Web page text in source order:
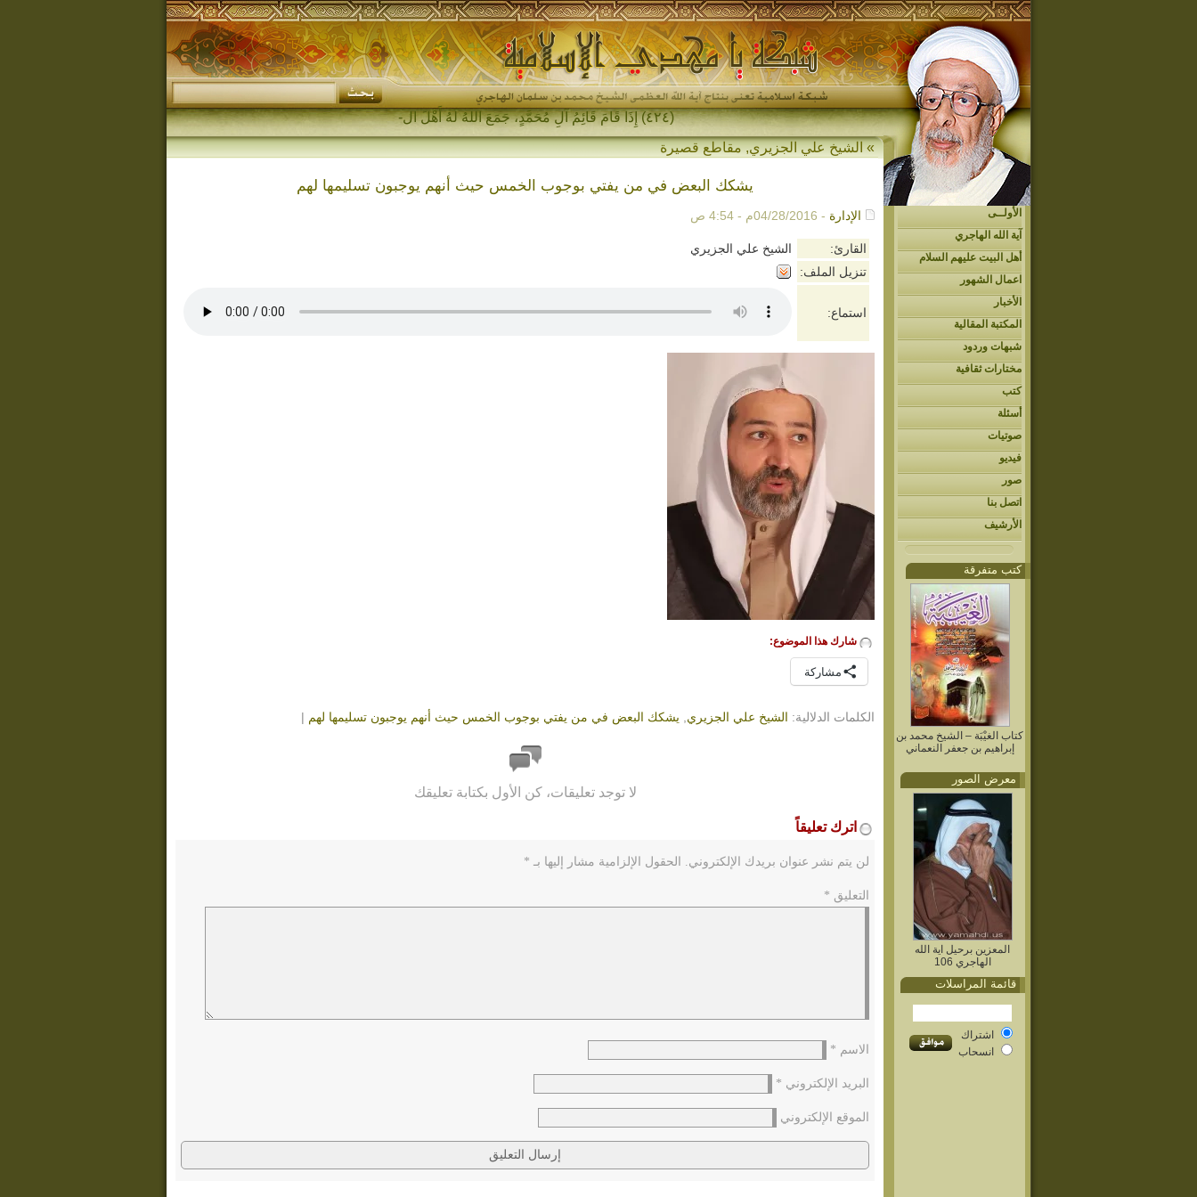
(٤٢٤) إِذَا قَامَ قَائِمُ آلِ مُحَمَّدٍ، جَمَعَ اللهُ لَهُ أَهْلَ المَشْرِقِ-
الأولــى
آية الله الهاجري
أهل البيت عليهم السلام
اعمال الشهور
الأخبار
المكتبة المقالية
شبهات وردود
مختارات ثقافية
كتب
أسئلة
صوتيات
فيديو
صور
اتصل بنا
الأرشيف
كتب متفرقة
كتاب الغيْبَة – الشيخ محمد بن
إبراهيم بن جعفر النعماني
معرض الصور
المعزين برحيل اية الله
الهاجري 106
قائمة المراسلات
اشتراك
انسحاب
»الشيخ علي الجزيري,مقاطع قصيرة
يشكك البعض في من يفتي بوجوب الخمس حيث أنهم يوجبون تسليمها لهم
الإدارة - 04/28/2016م - 4:54 ص
القارئ:
الشيخ علي الجزيري
تنزيل الملف:
استماع:
شارك هذا الموضوع:
مشاركة
الكلمات الدلالية: الشيخ علي الجزيري يشكك البعض في من يفتي بوجوب الخمس حيث أنهم يوجبون تسليمها لهم |
لا توجد تعليقات، كن الأول بكتابة تعليقك
اترك تعليقاً
لن يتم نشر عنوان بريدك الإلكتروني. الحقول الإلزامية مشار إليها بـ *
التعليق *
الاسم *
البريد الإلكتروني *
الموقع الإلكتروني